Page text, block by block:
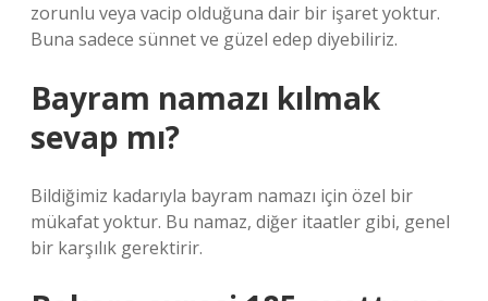
zorunlu veya vacip olduğuna dair bir işaret yoktur.
Buna sadece sünnet ve güzel edep diyebiliriz.
Bayram namazı kılmak
sevap mı?
Bildiğimiz kadarıyla bayram namazı için özel bir
mükafat yoktur. Bu namaz, diğer itaatler gibi, genel
bir karşılık gerektirir.